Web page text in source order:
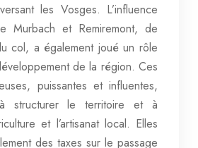
les Vosges. L’influence
Murbach et Remiremont, de
col, a également joué un rôle
de la région. Ces
puissantes et influentes,
structurer le territoire et à
et l’artisanat local. Elles
des taxes sur le passage